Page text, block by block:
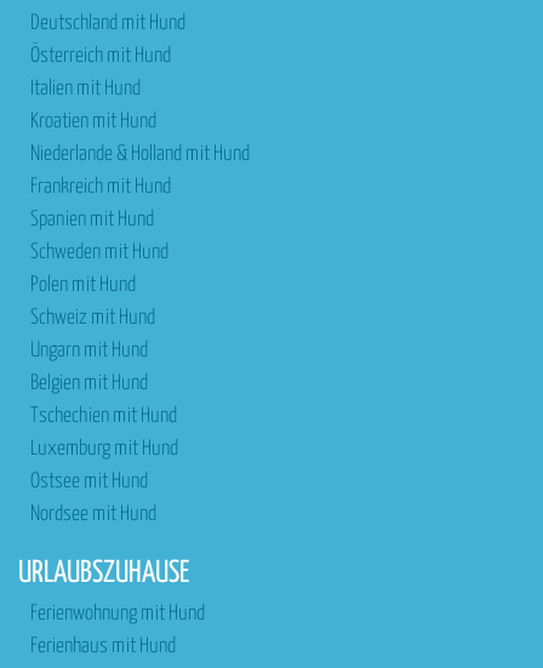
Deutschland mit Hund
Österreich mit Hund
Italien mit Hund
Kroatien mit Hund
Niederlande & Holland mit Hund
Frankreich mit Hund
Spanien mit Hund
Schweden mit Hund
Polen mit Hund
Schweiz mit Hund
Ungarn mit Hund
Belgien mit Hund
Tschechien mit Hund
Luxemburg mit Hund
Ostsee mit Hund
Nordsee mit Hund
URLAUBSZUHAUSE
Ferienwohnung mit Hund
Ferienhaus mit Hund